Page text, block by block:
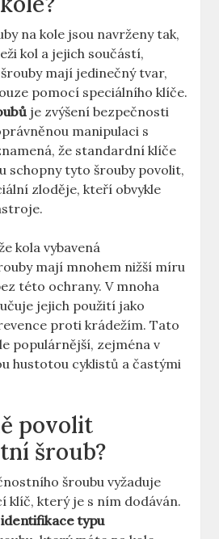
na kole jsou navrženy tak,
⁤kol a‍ jejich součástí,
mají jedinečný tvar,
pomocí speciálního klíče.
je zvýšení ⁢bezpečnosti
manipulaci s
že standardní⁢ klíče
schopny tyto šrouby povolit,
zloděje,⁣ kteří obvykle
kola vybavená
mají mnohem nižší míru
této‌ ochrany. ​V mnoha
jejich použití jako
​proti​ krádežím. Tato
populárnější, zejména v
hustotou cyklistů a častými
povolit⁣
šroub?
šroubu vyžaduje
klíč, ⁤který je s ním dodáván.‍
identifikace⁤ typu